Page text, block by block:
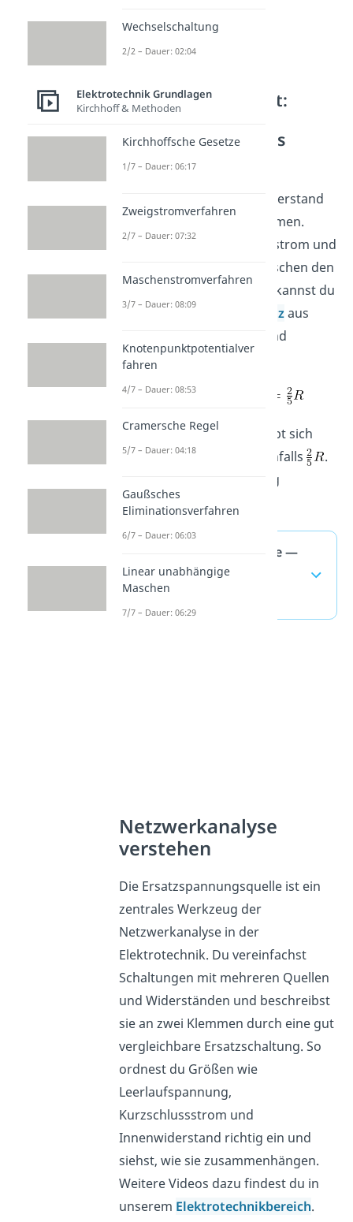
Weitere Möglichkeit:
Anwendung des
Ohm’schen Gesetzes
Es gibt noch eine zweite
Möglichkeit, den Innenwiderstand
einer Schaltung zu bestimmen.
Wenn du den Kurzschlussstrom und
die Leerlaufspannung zwischen den
Klemmen A und B kennst, kannst du
mit demOhm’schen Gesetzaus
ihnen den Ersatzwiderstand
berechnen.
Für unsere Schaltung ergibt sich
über diese Rechnung ebenfalls
.
Wir haben also alles richtig
gemacht.
Ersatzspannungsquelle —
häufigste Fragen
(ausklappen)
Netzwerkanalyse
verstehen
Die Ersatzspannungsquelle ist ein
zentrales Werkzeug der
Netzwerkanalyse in der
Elektrotechnik. Du vereinfachst
Schaltungen mit mehreren Quellen
und Widerständen und beschreibst
sie an zwei Klemmen durch eine gut
vergleichbare Ersatzschaltung. So
ordnest du Größen wie
Leerlaufspannung,
Kurzschlussstrom und
Innenwiderstand richtig ein und
siehst, wie sie zusammenhängen.
Weitere Videos dazu findest du in
unserem Elektrotechnikbereich.
Wechselschaltung
2/2 – Dauer: 02:04
Elektrotechnik Grundlagen
Kirchhoff & Methoden
Kirchhoffsche Gesetze
1/7 – Dauer: 06:17
Zweigstromverfahren
2/7 – Dauer: 07:32
Maschenstromverfahren
3/7 – Dauer: 08:09
Knotenpunktpotentialver
fahren
4/7 – Dauer: 08:53
Cramersche Regel
5/7 – Dauer: 04:18
Gaußsches
Eliminationsverfahren
6/7 – Dauer: 06:03
Linear unabhängige
Maschen
7/7 – Dauer: 06:29